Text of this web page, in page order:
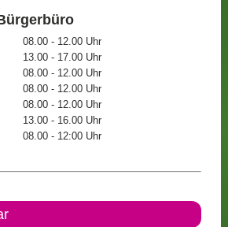
08.00 - 12.00 Uhr
13.00 - 17.00 Uhr
08.00 - 12.00 Uhr
08.00 - 12.00 Uhr
08.00 - 12.00 Uhr
13.00 - 16.00 Uhr
08.00 - 12:00 Uhr